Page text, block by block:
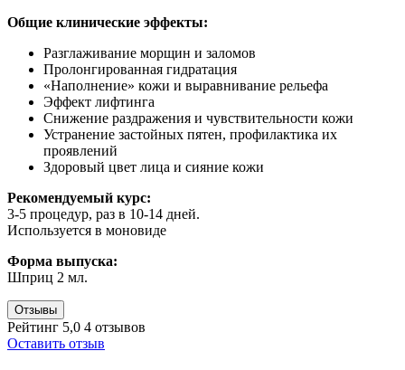
Общие клинические эффекты:
Разглаживание морщин и заломов
Пролонгированная гидратация
«Наполнение» кожи и выравнивание рельефа
Эффект лифтинга
Снижение раздражения и чувствительности кожи
Устранение застойных пятен, профилактика их
проявлений
Здоровый цвет лица и сияние кожи
Рекомендуемый курс:
3-5 процедур, раз в 10-14 дней.
Используется в моновиде
Форма выпуска:
Шприц 2 мл.
Отзывы
Рейтинг 5,0 4 отзывов
Оставить отзыв